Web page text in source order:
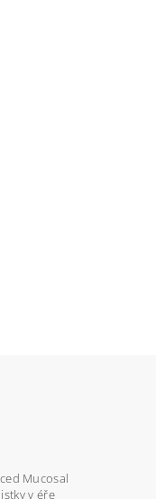
Mucosal
v éře